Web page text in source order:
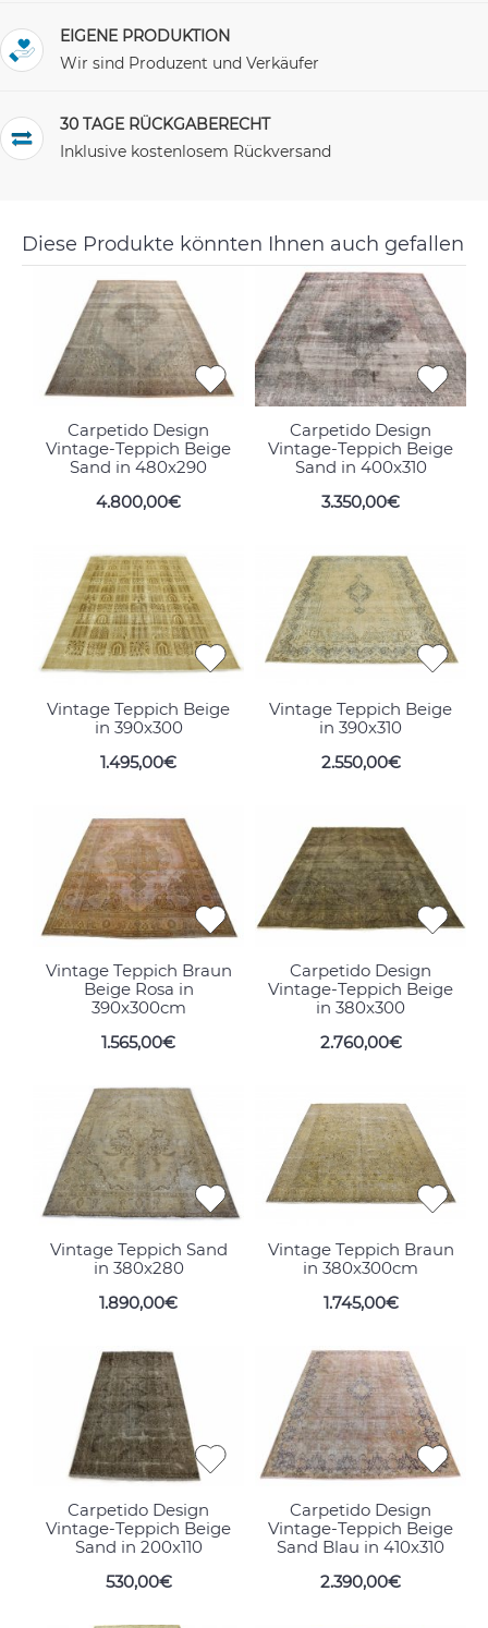
EIGENE PRODUKTION
Wir sind Produzent und Verkäufer
30 TAGE RÜCKGABERECHT
Inklusive kostenlosem Rückversand
Diese Produkte könnten Ihnen auch gefallen
Carpetido Design
Vintage-Teppich Beige
Sand in 480x290
4.800,00€
Carpetido Design
Vintage-Teppich Beige
Sand in 400x310
3.350,00€
Vintage Teppich Beige
in 390x300
1.495,00€
Vintage Teppich Beige
in 390x310
2.550,00€
Vintage Teppich Braun
Beige Rosa in
390x300cm
1.565,00€
Carpetido Design
Vintage-Teppich Beige
in 380x300
2.760,00€
Vintage Teppich Sand
in 380x280
1.890,00€
Vintage Teppich Braun
in 380x300cm
1.745,00€
Carpetido Design
Vintage-Teppich Beige
Sand in 200x110
530,00€
Carpetido Design
Vintage-Teppich Beige
Sand Blau in 410x310
2.390,00€